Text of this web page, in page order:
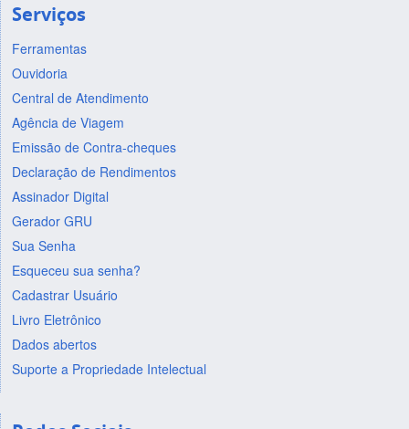
Serviços
Ferramentas
Ouvidoria
Central de Atendimento
Agência de Viagem
Emissão de Contra-cheques
Declaração de Rendimentos
Assinador Digital
Gerador GRU
Sua Senha
Esqueceu sua senha?
Cadastrar Usuário
Livro Eletrônico
Dados abertos
Suporte a Propriedade Intelectual